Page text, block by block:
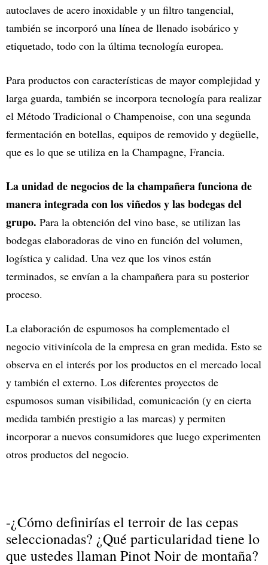
autoclaves de acero inoxidable y un filtro tangencial,
también se incorporó una línea de llenado isobárico y
etiquetado, todo con la última tecnología europea.
Para productos con características de mayor complejidad y
larga guarda, también se incorpora tecnología para realizar
el Método Tradicional o Champenoise, con una segunda
fermentación en botellas, equipos de removido y degüelle,
que es lo que se utiliza en la Champagne, Francia.
La unidad de negocios de la champañera funciona de
manera integrada con los viñedos y las bodegas del
grupo. Para la obtención del vino base, se utilizan las
bodegas elaboradoras de vino en función del volumen,
logística y calidad. Una vez que los vinos están
terminados, se envían a la champañera para su posterior
proceso.
La elaboración de espumosos ha complementado el
negocio vitivinícola de la empresa en gran medida. Esto se
observa en el interés por los productos en el mercado local
y también el externo. Los diferentes proyectos de
espumosos suman visibilidad, comunicación (y en cierta
medida también prestigio a las marcas) y permiten
incorporar a nuevos consumidores que luego experimenten
otros productos del negocio.
-¿Cómo definirías el terroir de las cepas
seleccionadas? ¿Qué particularidad tiene lo
que ustedes llaman Pinot Noir de montaña?